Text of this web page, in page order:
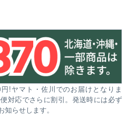
!ヤマト・佐川でのお届けとなりま
対応でさらに割引。発送時には必ず
らせします。